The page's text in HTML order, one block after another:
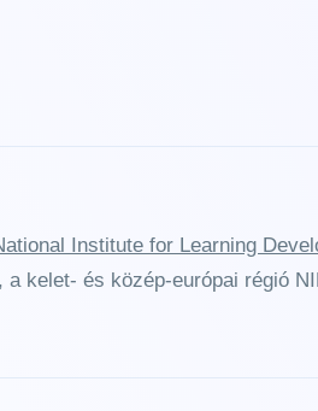
Institute for Learning
a kelet- és közép-európai régió